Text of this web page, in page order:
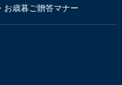
お歳暮ご贈答マナー